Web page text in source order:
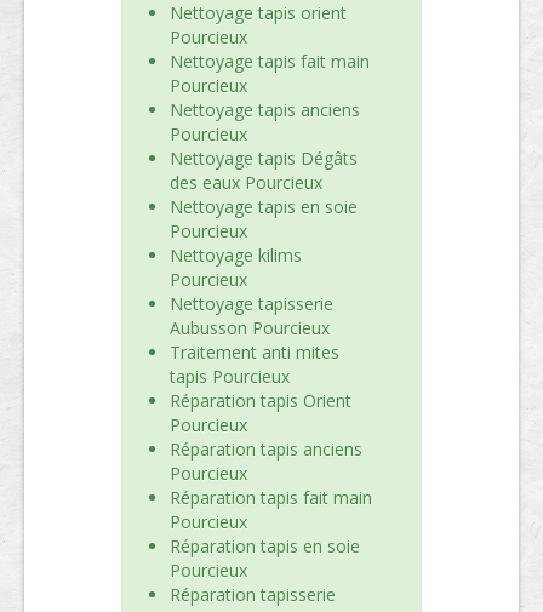
Nettoyage tapis orient
Pourcieux
Nettoyage tapis fait main
Pourcieux
Nettoyage tapis anciens
Pourcieux
Nettoyage tapis Dégâts
des eaux Pourcieux
Nettoyage tapis en soie
Pourcieux
Nettoyage kilims
Pourcieux
Nettoyage tapisserie
Aubusson Pourcieux
Traitement anti mites
tapis Pourcieux
Réparation tapis Orient
Pourcieux
Réparation tapis anciens
Pourcieux
Réparation tapis fait main
Pourcieux
Réparation tapis en soie
Pourcieux
Réparation tapisserie